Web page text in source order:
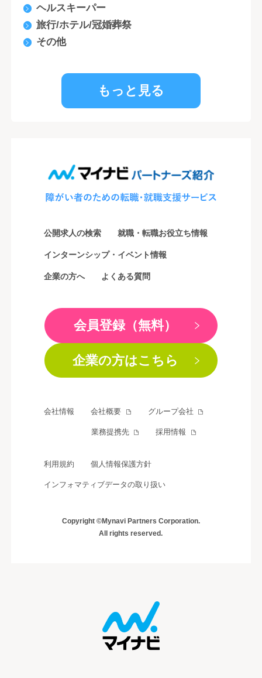
ヘルスキーパー
旅行/ホテル/冠婚葬祭
その他
もっと見る
公開求人の検索 就職・転職お役立ち情報
インターンシップ・イベント情報
企業の方へ よくある質問
会員登録（無料）
企業の方はこちら
会社情報 会社概要 グループ会社
業務提携先 採用情報
利用規約 個人情報保護方針
インフォマティブデータの取り扱い
Copyright ©Mynavi Partners Corporation.
All rights reserved.